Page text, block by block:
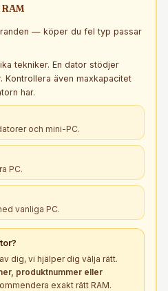
RAM
— köper du fel typ passar
tekniker. En dator stödjer
Kontrollera även maxkapacitet
har.
och mini-PC.
PC.
vanliga PC.
dig, vi hjälper dig välja rätt.
produktnummer eller
exakt rätt RAM.